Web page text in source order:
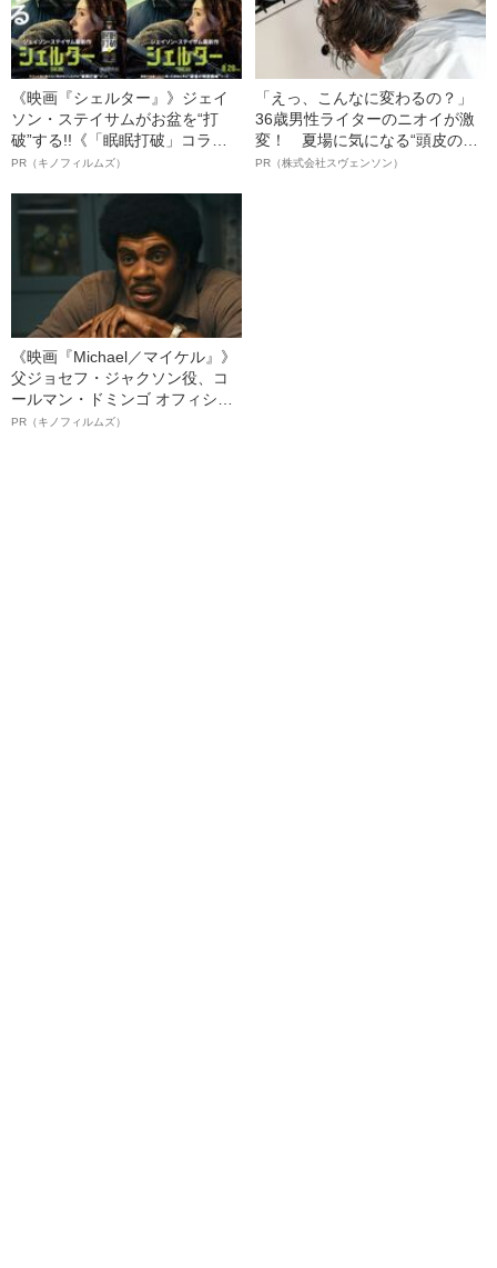
《映画『シェルター』》ジェイ
ソン・ステイサムがお盆を“打
破”する!!《「眠眠打破」コラ
ボ》
PR（キノフィルムズ）
「えっ、こんなに変わるの？」
36歳男性ライターのニオイが激
変！ 夏場に気になる“頭皮のニ
オイ”や“ベタつき”を解消す
PR（株式会社スヴェンソン）
《映画『Michael／マイケル』》
父ジョセフ・ジャクソン役、コ
ールマン・ドミンゴ オフィシャ
ルインタビュー“観客を魅了した
PR（キノフィルムズ）